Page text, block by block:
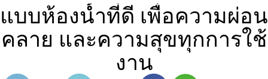
แบบห้องน้ำที่ดี เพื่อความผ่อน
คลาย และความสุขทุกการใช้
งาน